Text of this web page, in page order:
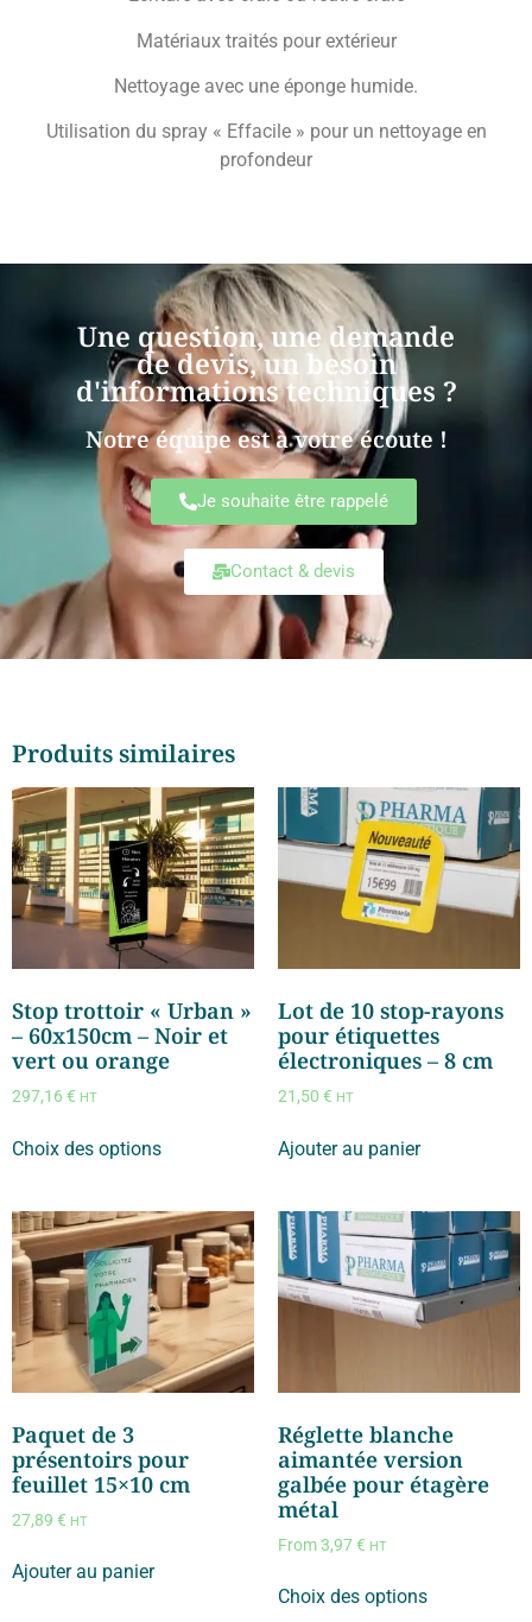
Matériaux traités pour extérieur
Nettoyage avec une éponge humide.
Utilisation du spray « Effacile » pour un nettoyage en
profondeur
Une question, une demande
de devis, un besoin
d'informations techniques ?
Notre équipe est à votre écoute !
Je souhaite être rappelé
Contact & devis
Produits similaires
Stop trottoir « Urban »
– 60x150cm – Noir et
vert ou orange
297,16 € HT
Choix des options
Lot de 10 stop-rayons
pour étiquettes
électroniques – 8 cm
21,50 € HT
Ajouter au panier
Paquet de 3
présentoirs pour
feuillet 15×10 cm
27,89 € HT
Ajouter au panier
Réglette blanche
aimantée version
galbée pour étagère
métal
From3,97€ HT
Choix des options